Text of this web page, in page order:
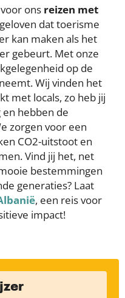
ons reizen met
dat toerisme
kan maken als het
gebeurt. Met onze
op de
Wij vinden het
met locals, zo heb jij
hebben de
zorgen voor een
CO2-uitstoot en
Vind jij het, net
bestemmingen
generaties? Laat
, een reis voor
impact!